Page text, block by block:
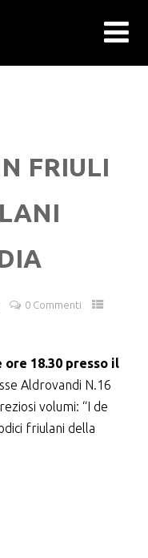
FRIULI
0 Commenti
18.30 presso il
Aldrovandi N.16
volumi: “I de
friulani della